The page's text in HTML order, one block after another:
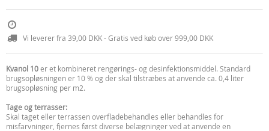
Vi leverer fra 39,00 DKK - Gratis ved køb over 999,00 DKK
Kvanol 10er et kombineret rengørings- og desinfektionsmiddel. Standard
brugsopløsningen er 10 % og der skal tilstræbes at anvende ca. 0,4 liter
brugsopløsning per m2.
Tage og terrasser:
Skal taget eller terrassen overfladebehandles eller behandles for
misfarvninger, fjernes først diverse belægninger ved at anvende en